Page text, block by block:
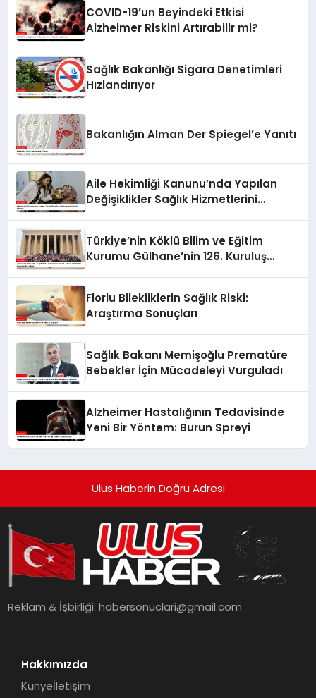
COVID-19’un Beyindeki Etkisi
Alzheimer Riskini Artırabilir mi?
Sağlık Bakanlığı Sigara Denetimleri
Hızlandırıyor
Bakanlığın Alman Der Spiegel’e Yanıtı
Aile Hekimliği Kanunu’nda Yapılan
Değişiklikler Sağlık Hizmetlerini
Türkiye’nin Köklü Bilim ve Eğitim
Kurumu Gülhane’nin 126. Kuruluş
Florlu Bilekliklerin Sağlık Riski:
Araştırma Sonuçları
Sağlık Bakanı Memişoğlu Prematüre
Bebekler İçin Mücadeleyi Vurguladı
Alzheimer Hastalığının Tedavisinde
Yeni Bir Yöntem: Burun Spreyi
Ulus Haberin Doğru Adresi
Reklam & İşbirliği:habersonuclari@gmail.com
Hakkımızda
Künyeİletişim